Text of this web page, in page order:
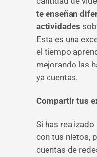
te enseñan
actividades
Esta es una
el tiempo
mejorando las
ya cuentas.
Compartir tus
Si has
con tus nietos,
cuentas de